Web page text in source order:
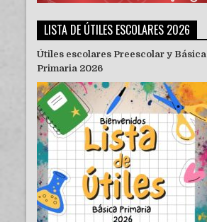
LISTA DE ÚTILES ESCOLARES 2026
Útiles escolares Preescolar y Básica
Primaria 2026